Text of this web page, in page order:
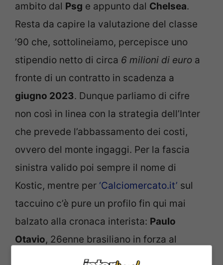
ambito dal Psg e appunto dal Chelsea.
Resta da capire la valutazione del classe
’90 che, sottolineiamo, percepisce uno
stipendio netto di circa 6 milioni di euro a
fronte di un contratto in scadenza a
giugno 2023. Dunque parliamo di cifre
non così in linea con la strategia dell’Inter
che prevede l’abbassamento dei costi,
ovvero del monte ingaggi. Per la fascia
sinistra valido poi sempre il nome di
Kostic, mentre per ‘Calciomercato.it’ sul
taccuino c’è pure un profilo fin qui mai
balzato alla cronaca interista: Paulo
Otavio, 26enne brasiliano in forza al